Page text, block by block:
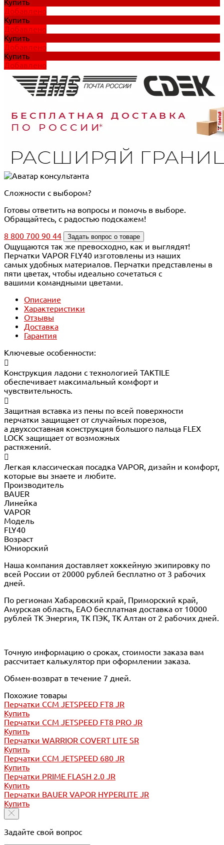
Купить
Добавлено
Купить
Добавлено
Купить
Добавлено
Купить
Добавлено
Сложности с выбором?
Готовы ответить на вопросы и помочь в выборе.
Обращайтесь, с радостью подскажем!
8 800 700 90 44
Задать вопрос о товаре
Ощущаются так же превосходно, как и выглядят!
Перчатки VAPOR FLY40 изготовлены из наших
самых удобных материалов. Перчатки представлены в
пяти цветах, чтобы идеально сочетаться с
вашими командными цветами.
Описание
Характеристики
Отзывы
Доставка
Гарантия
Ключевые особенности:

Конструкция ладони с технологией TAKTILE
обеспечивает максимальный комфорт и
чувствительность.

Защитная вставка из пены по всей поверхности
перчатки защищает от случайных порезов,
а двухсоставная конструкция большого пальца FLEX
LOCK защищает от возможных
растяжений.

Легкая классическая посадка VAPOR, дизайн и комфорт,
которые вы знаете и любите.
Производитель
BAUER
Линейка
VAPOR
Модель
FLY40
Возраст
Юниорский
Наша компания доставляет хоккейную экипировку по
всей России от 20000 рублей бесплатно от 3 рабочих
дней.
По регионам Хабаровский край, Приморский край,
Амурская область, ЕАО бесплатная доставка от 10000
рублей ТК Энергия, ТК ПЭК, ТК Алтан от 2 рабочих дней.
Точную информацию о сроках, стоимости заказа вам
рассчитает калькулятор при оформлении заказа.
Обмен-возврат в течение 7 дней.
Похожие товары
Перчатки CCM JETSPEED FT8 JR
Купить
Перчатки CCM JETSPEED FT8 PRO JR
Купить
Перчатки WARRIOR COVERT LITE SR
Купить
Перчатки CCM JETSPEED 680 JR
Купить
Перчатки PRIME FLASH 2.0 JR
Купить
Перчатки BAUER VAPOR HYPERLITE JR
Купить
Задайте свой вопрос